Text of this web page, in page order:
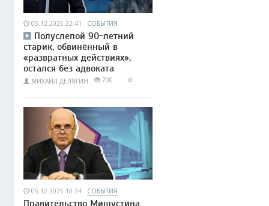
05.12.2025 22:41 СОБЫТИЯ
Полуслепой 90-летний
старик, обвинённый в
«развратных действиях»,
остался без адвоката
МИХАИЛ ДЕЛЯГИН 700
05.12.2025 10:34 СОБЫТИЯ
Правительство Мишустина